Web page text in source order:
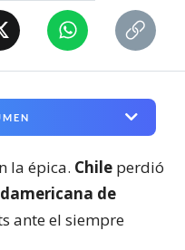
la épica. Chile perdió
de
ante el siempre